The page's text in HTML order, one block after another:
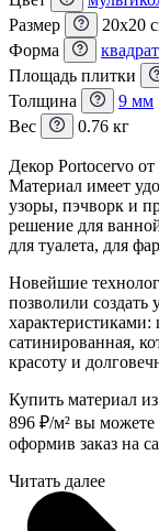
Размер
20x20
Форма
Площадь плитки
Толщина
9 мм
Вес
0.76 кг
Декор Portocervo
Материал имеет
узоры, пэчворк и
решение для
для туалета, для
Новейшие
позволили
характеристиками:
сатинированная,
красоту и
Купить материал
896 ₽/м² вы можете
оформив заказ на
Читать далее